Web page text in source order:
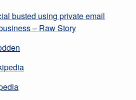
busted using private email
– Raw Story